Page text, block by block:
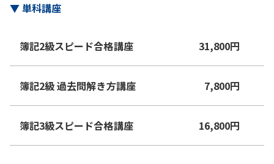
▼単科講座
簿記2級スピード合格講座 31,800円
簿記2級 過去問解き方講座 7,800円
簿記3級スピード合格講座 16,800円